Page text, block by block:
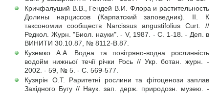
Кричфалуший В.В., Гендей В.И. Флора и растительность
Долины нарциссов (Карпатский заповедник). ІІ. К
таксономии сообществ Narcissus angustifolius Curt. //
Редкол. Журн. "Биол. науки". - V, 1987. - С. 1-18. - Деп. в
ВИНИТИ 30.10.87, № 8112-В.87.
Куземко А.А. Водна та повітряно-водна рослинність
водойм нижньої течії річки Рось // Укр. ботан. журн. -
2002. - 59, № 5. - С. 569-577.
Кузярін О.Т. Раритетні рослини та фітоценози заплав
Західного Бугу // Наук. зап. держ. природозн. музею. -